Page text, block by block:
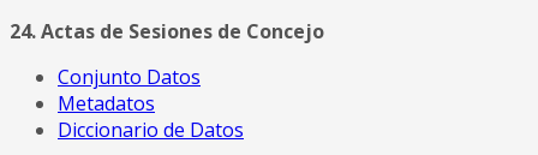
24. Actas de Sesiones de Concejo
Conjunto Datos
Metadatos
Diccionario de Datos